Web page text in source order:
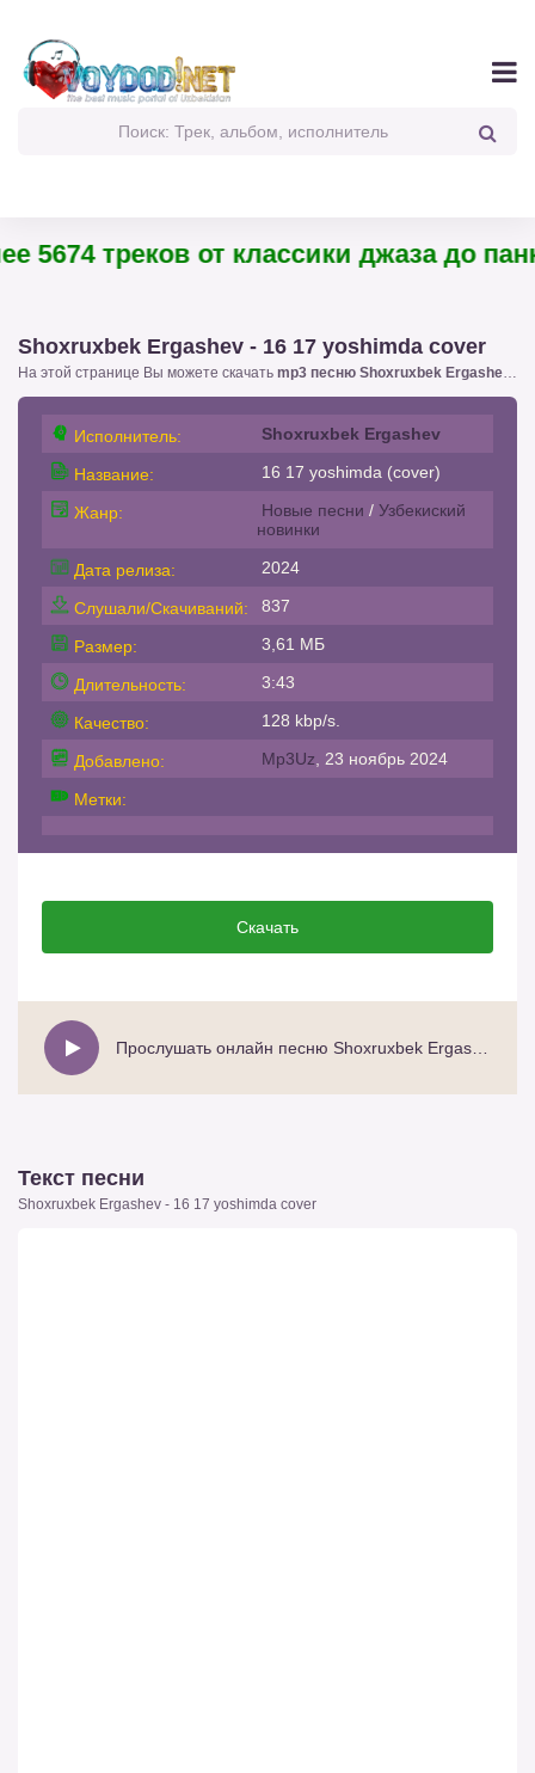
треков от классики джаза до панк-
Shoxruxbek Ergashev - 16 17 yoshimda cover
На этой странице Вы можете скачать mp3 песню Shoxruxbek Ergashev - 16 17 yoshimda cover
Исполнитель: Shoxruxbek Ergashev
Название: 16 17 yoshimda (cover)
Жанр: Новые песни / Узбекиский
новинки
Дата релиза: 2024
Слушали/Скачиваний: 837
Размер: 3,61 МБ
Длительность: 3:43
Качество: 128 kbp/s.
Добавлено: Mp3Uz , 23 ноябрь 2024
Метки:
Скачать
Текст песни
Shoxruxbek Ergashev - 16 17 yoshimda cover